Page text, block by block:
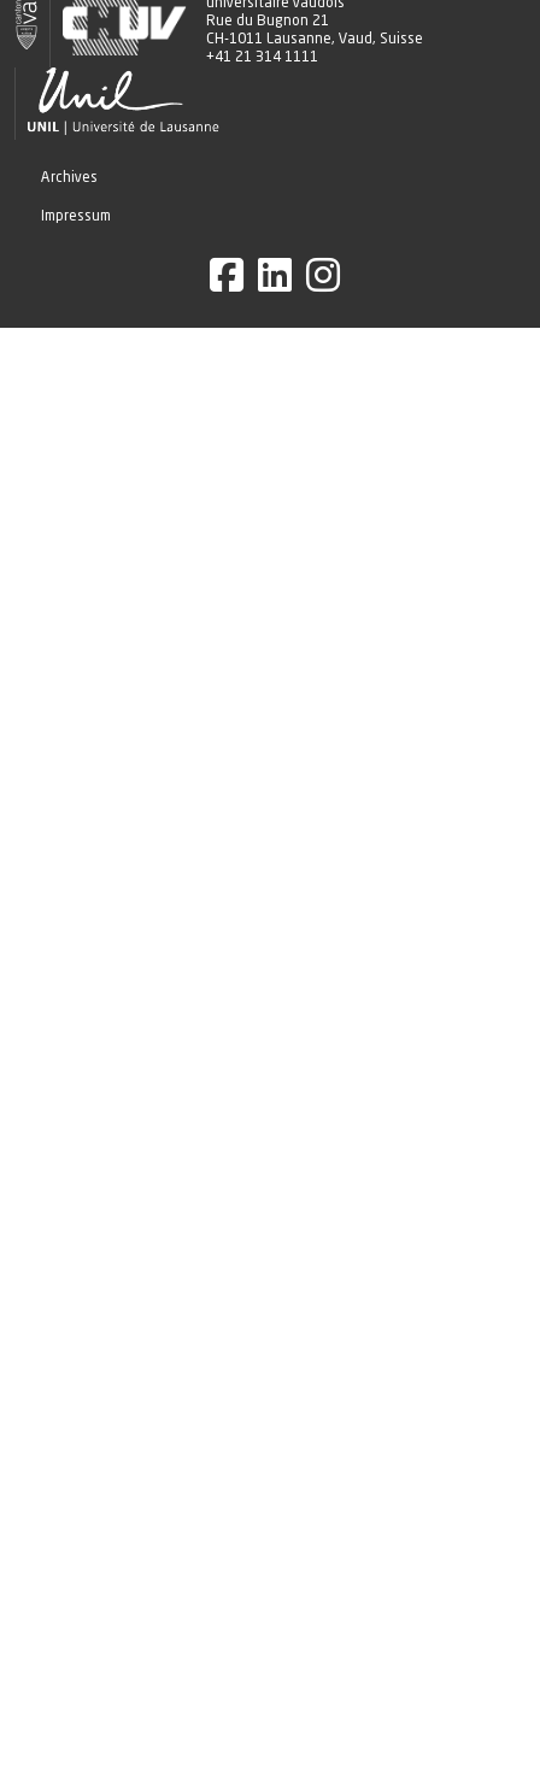
universitaire vaudois
Rue du Bugnon 21
CH-1011 Lausanne, Vaud, Suisse
+41 21 314 1111
Archives
Impressum